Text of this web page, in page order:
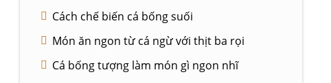
Cách chế biến cá bống suối
Món ăn ngon từ cá ngừ với thịt ba rọi
Cá bống tượng làm món gì ngon nhĩ